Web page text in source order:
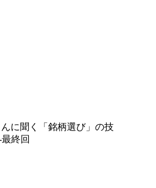
に聞く「銘柄選び」の技
終回